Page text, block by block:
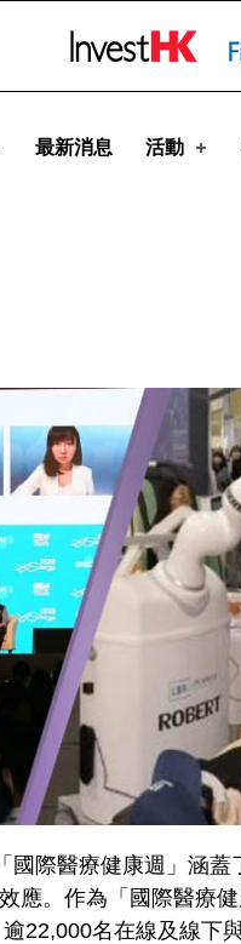
最新消息 活動
際醫療健康週」涵
應。作為「國際醫療
22,000名在線及線下